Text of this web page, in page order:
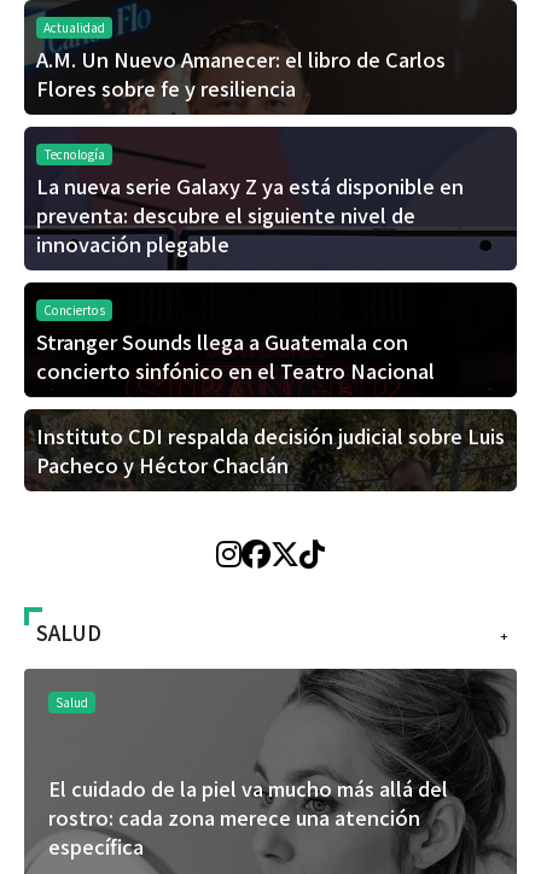
Actualidad
A.M. Un Nuevo Amanecer: el libro de Carlos
Flores sobre fe y resiliencia
Tecnología
La nueva serie Galaxy Z ya está disponible en
preventa: descubre el siguiente nivel de
innovación plegable
Conciertos
Stranger Sounds llega a Guatemala con
concierto sinfónico en el Teatro Nacional
Instituto CDI respalda decisión judicial sobre Luis
Pacheco y Héctor Chaclán
+
SALUD
Salud
El cuidado de la piel va mucho más allá del
rostro: cada zona merece una atención
específica